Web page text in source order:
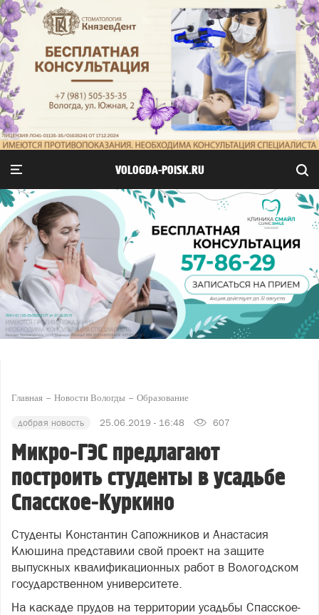
VOLOGDA-POISK.RU
Главная Новости Вологды Образование
добрая новость 25.06.2019 - 16:48 607
Микро-ГЭС предлагают
построить студенты в усадьбе
Спасское-Куркино
Студенты Константин Сапожников и Анастасия
Клюшина представили свой проект на защите
выпускных квалификационных работ в Вологодском
государственном университете.
На каскаде прудов на территории усадьбы Спасское-